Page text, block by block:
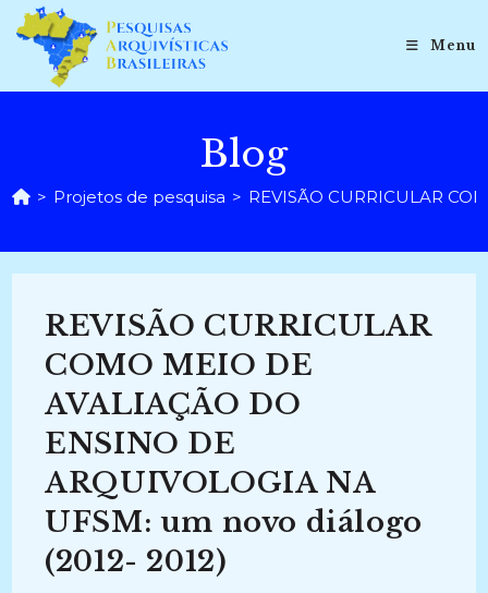
para
conteúdo
Menu
Blog
> Projetos de pesquisa > REVISÃO CURRICULAR
REVISÃO CURRICULAR
COMO MEIO DE
AVALIAÇÃO DO
ENSINO DE
ARQUIVOLOGIA NA
UFSM: um novo diálogo
(2012- 2012)